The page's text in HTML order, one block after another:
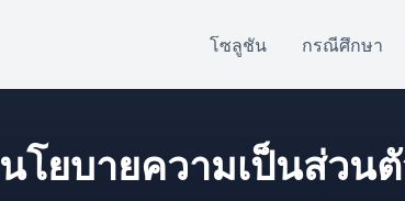
โซลูชัน กรณีศึกษา
นโยบายความเป็นส่วน